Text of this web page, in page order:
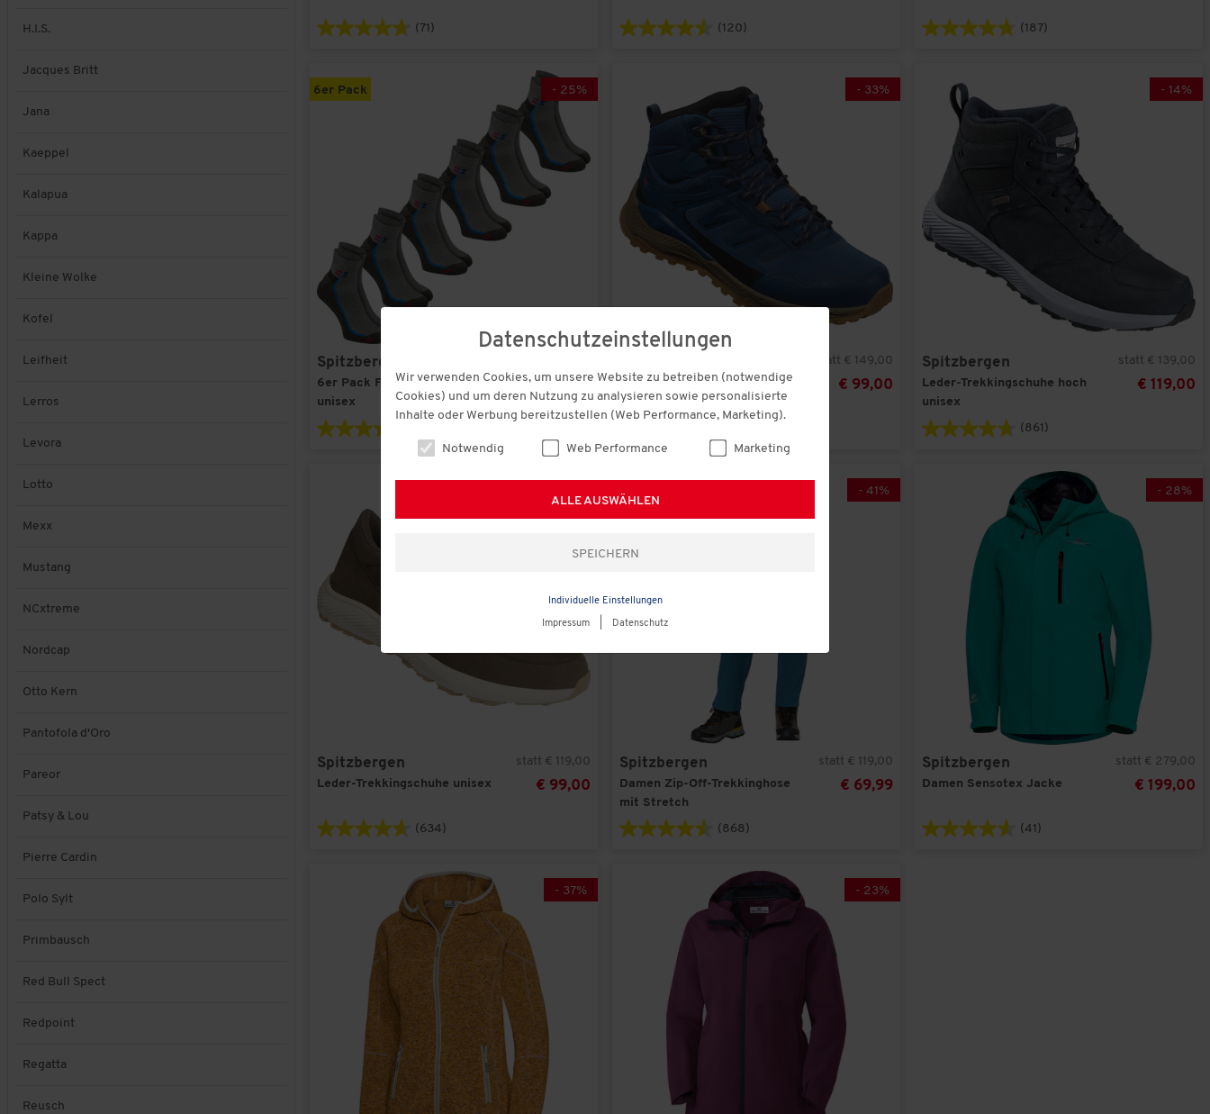
H.I.S.
Jacques Britt
Jana
Kaeppel
Kalapua
Kappa
Kleine Wolke
Kofel
Leifheit
Lerros
Levora
Lotto
Mexx
Mustang
NCxtreme
Nordcap
Otto Kern
Pantofola d'Oro
Pareor
Patsy & Lou
Pierre Cardin
Polo Sylt
Primbausch
Red Bull Spect
Redpoint
Regatta
Reusch
(71) (120) (187)
6er Pack - 25%
Spitzbergen
6er Pack Funktionssocken tief
unisex
€ 29,99
- 33%
Outdoorschuhe hoch unisex
statt € 149,00
€ 99,00
- 14%
Spitzbergen
Leder-Trekkingschuhe hoch
unisex
statt € 139,00
€ 119,00
(861)
Spitzbergen
Leder-Trekkingschuhe unisex
statt € 119,00
€ 99,00
(634)
- 41%
Spitzbergen
Damen Zip-Off-Trekkinghose
mit Stretch
statt € 119,00
€ 69,99
(868)
- 28%
Spitzbergen
Damen Sensotex Jacke
statt € 279,00
€ 199,00
(41)
- 37% - 23%
Datenschutzeinstellungen
Wir verwenden Cookies, um unsere Website zu betreiben (notwendige
Cookies) und um deren Nutzung zu analysieren sowie personalisierte
Inhalte oder Werbung bereitzustellen (Web Performance, Marketing).
Notwendig Web Performance Marketing
ALLE AUSWÄHLEN
Individuelle Einstellungen
Impressum Datenschutz